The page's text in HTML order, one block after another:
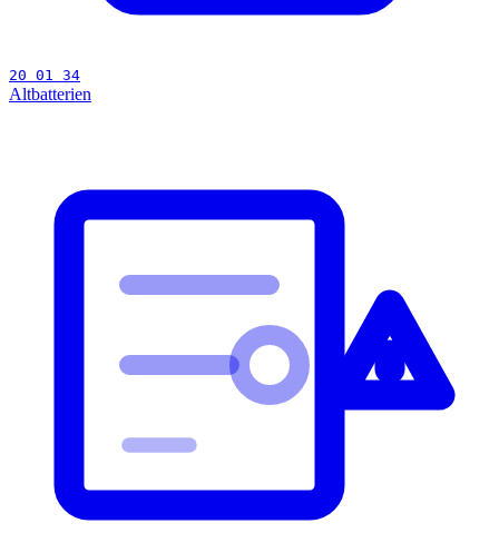
20 01 34
Altbatterien